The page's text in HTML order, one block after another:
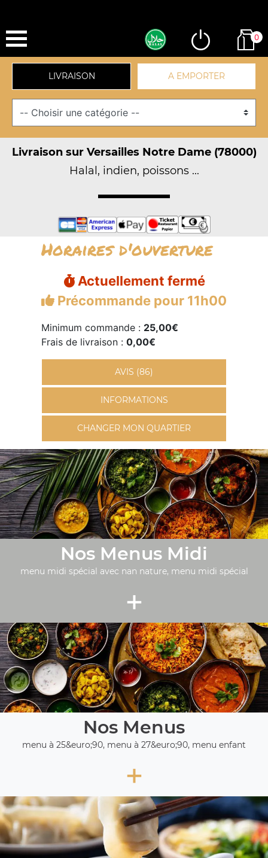
0
LIVRAISON A EMPORTER
Livraison sur Versailles Notre Dame (78000)
Halal, indien, poissons ...
Horaires d'ouverture
Actuellement fermé
Précommande pour 11h00
Minimum commande : 25,00€
Frais de livraison : 0,00€
AVIS (86)
INFORMATIONS
CHANGER MON QUARTIER
Nos Menus Midi
menu midi spécial avec nan nature, menu midi spécial
+
Nos Menus
menu à 25&euro;90, menu à 27&euro;90, menu enfant
+